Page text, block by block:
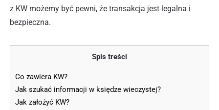
z KW możemy być pewni, że transakcja jest legalna i
bezpieczna.
Spis treści
Co zawiera KW?
Jak szukać informacji w księdze wieczystej?
Jak założyć KW?